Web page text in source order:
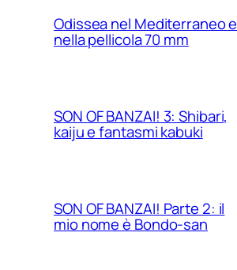
Odissea nel Mediterraneo e
nella pellicola 70 mm
SON OF BANZAI! 3: Shibari,
kaiju e fantasmi kabuki
SON OF BANZAI! Parte 2: il
mio nome è Bondo-san